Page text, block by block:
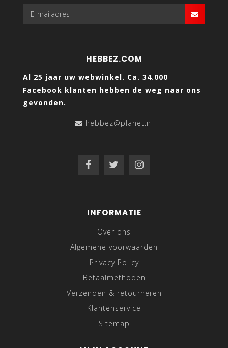
HEBBEZ.COM
Al 25 jaar uw webwinkel. Ca. 34.000
Facebook klanten hebben de weg naar ons
gevonden.
hebbez@planet.nl
INFORMATIE
Over ons
Algemene voorwaarden
Privacy Policy
Betaalmethoden
Verzenden & retourneren
Klantenservice
Sitemap